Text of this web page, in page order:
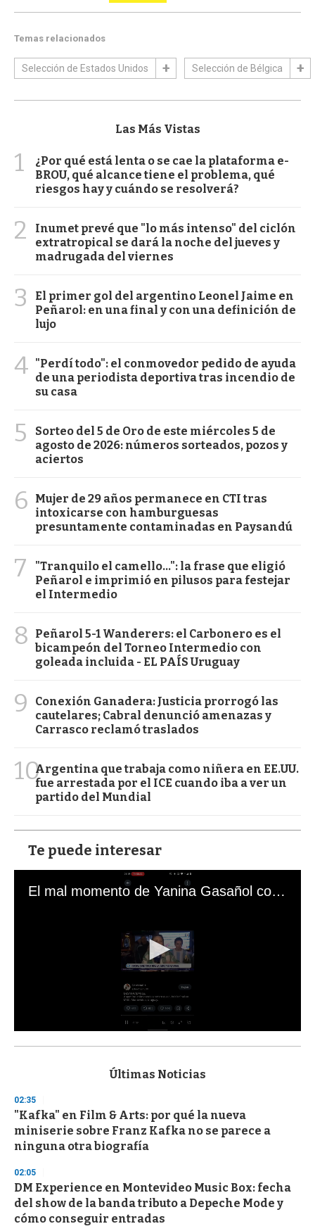
Temas relacionados
Selección de Estados Unidos Selección de Bélgica
Las Más Vistas
1
¿Por qué está lenta o se cae la plataforma e-
BROU, qué alcance tiene el problema, qué
riesgos hay y cuándo se resolverá?
2
Inumet prevé que "lo más intenso" del ciclón
extratropical se dará la noche del jueves y
madrugada del viernes
3
El primer gol del argentino Leonel Jaime en
Peñarol: en una final y con una definición de
lujo
4 "Perdí todo": el conmovedor pedido de ayuda
de una periodista deportiva tras incendio de
su casa
5
Sorteo del 5 de Oro de este miércoles 5 de
agosto de 2026: números sorteados, pozos y
aciertos
6
Mujer de 29 años permanece en CTI tras
intoxicarse con hamburguesas
presuntamente contaminadas en Paysandú
7
"Tranquilo el camello...": la frase que eligió
Peñarol e imprimió en pilusos para festejar
el Intermedio
8
Peñarol 5-1 Wanderers: el Carbonero es el
bicampeón del Torneo Intermedio con
goleada incluida - EL PAÍS Uruguay
9
Conexión Ganadera: Justicia prorrogó las
cautelares; Cabral denunció amenazas y
Carrasco reclamó traslados
10Argentina que trabaja como niñera en EE.UU.
fue arrestada por el ICE cuando iba a ver un
partido del Mundial
Te puede interesar
El mal momento de Yanina Gasañol con un hincha argentino en "Subrayado"
s
d
s
o
f
3
s
e
c
o
n
Últimas Noticias
02:35
"Kafka" en Film & Arts: por qué la nueva
miniserie sobre Franz Kafka no se parece a
ninguna otra biografía
02:05
DM Experience en Montevideo Music Box: fecha
del show de la banda tributo a Depeche Mode y
cómo conseguir entradas